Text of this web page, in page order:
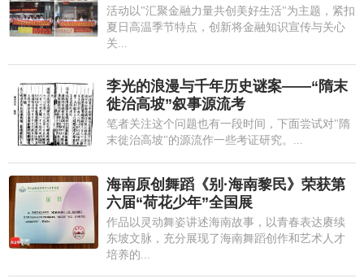
活动以"汇聚金融力量共创美好生活"为主题，紧扣
夏日高温季节特点，创新将金融知识宣传与关心
关...
李光的浪漫与千年历史谜案——“隋末
徙治高坡”叙事源流考
笔者关注这个问题也有一段时间，下面尝试对"隋
末徙治高坡"的源流作一些考证研究。...
海南原创舞蹈《别·海南黎民》荣获第
六届“荷花少年”全国展
作品以灵动舞姿讲述海南故事，以青春表达赓续
东坡文脉，充分展现了海南舞蹈创作和艺术人才
培养的...